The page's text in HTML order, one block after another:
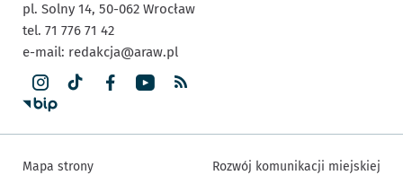
pl. Solny 14, 50-062 Wrocław
tel. 71 776 71 42
e-mail: redakcja@araw.pl
Mapa strony
Rozwój komunikacji miejskiej